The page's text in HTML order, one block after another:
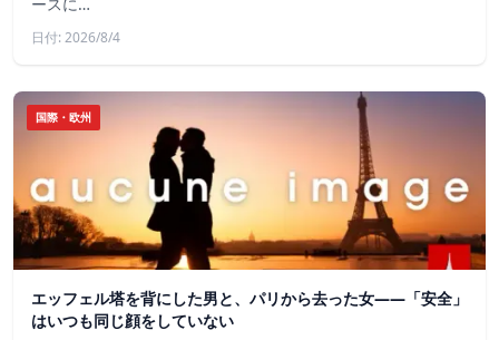
ースに…
日付: 2026/8/4
国際・欧州
エッフェル塔を背にした男と、パリから去った女——「安全」
はいつも同じ顔をしていない